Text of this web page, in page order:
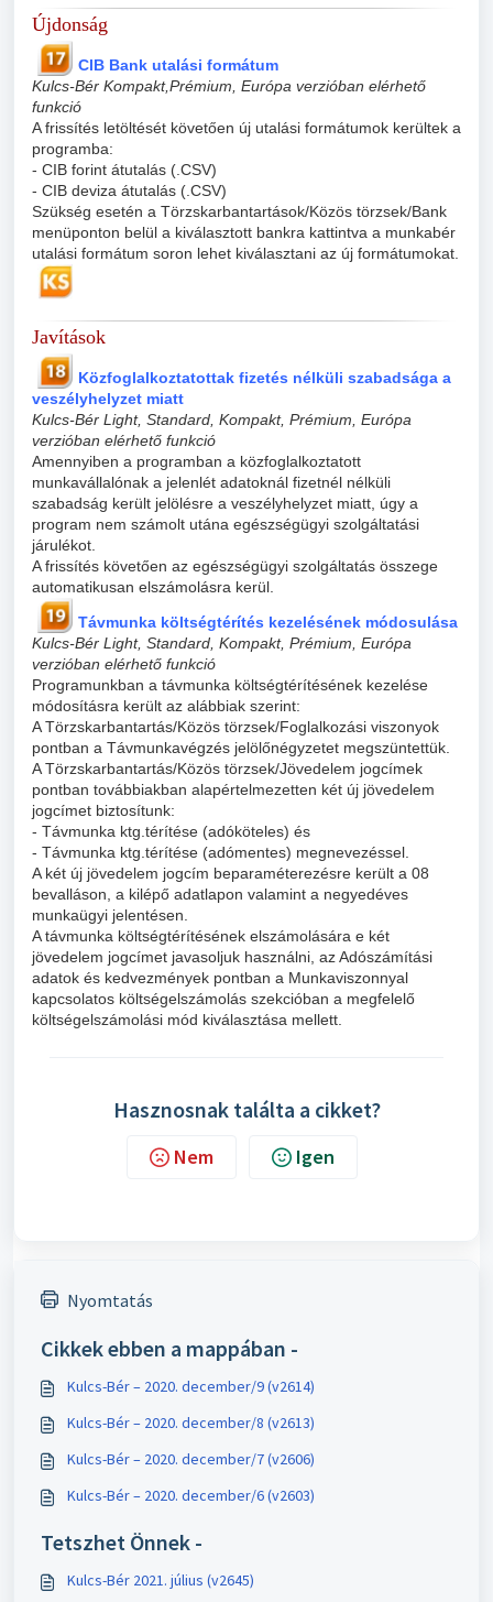
Újdonság
CIB Bank utalási formátum
Kulcs-Bér Kompakt,Prémium, Európa verzióban elérhető
funkció
A frissítés letöltését követően új utalási formátumok kerültek a
programba:
- CIB forint átutalás (.CSV)
- CIB deviza átutalás (.CSV)
Szükség esetén a Törzskarbantartások/Közös törzsek/Bank
menüponton belül a kiválasztott bankra kattintva a munkabér
utalási formátum soron lehet kiválasztani az új formátumokat.
Javítások
Közfoglalkoztatottak fizetés nélküli szabadsága a
veszélyhelyzet miatt
Kulcs-Bér Light, Standard, Kompakt, Prémium, Európa
verzióban elérhető funkció
Amennyiben a programban a közfoglalkoztatott
munkavállalónak a jelenlét adatoknál fizetnél nélküli
szabadság került jelölésre a veszélyhelyzet miatt, úgy a
program nem számolt utána egészségügyi szolgáltatási
járulékot.
A frissítés követően az egészségügyi szolgáltatás összege
automatikusan elszámolásra kerül.
Távmunka költségtérítés kezelésének módosulása
Kulcs-Bér Light, Standard, Kompakt, Prémium, Európa
verzióban elérhető funkció
Programunkban a távmunka költségtérítésének kezelése
módosításra került az alábbiak szerint:
A Törzskarbantartás/Közös törzsek/Foglalkozási viszonyok
pontban a Távmunkavégzés jelölőnégyzetet megszüntettük.
A Törzskarbantartás/Közös törzsek/Jövedelem jogcímek
pontban továbbiakban alapértelmezetten két új jövedelem
jogcímet biztosítunk:
- Távmunka ktg.térítése (adóköteles) és
- Távmunka ktg.térítése (adómentes) megnevezéssel.
A két új jövedelem jogcím beparaméterezésre került a 08
bevalláson, a kilépő adatlapon valamint a negyedéves
munkaügyi jelentésen.
A távmunka költségtérítésének elszámolására e két
jövedelem jogcímet javasoljuk használni, az Adószámítási
adatok és kedvezmények pontban a Munkaviszonnyal
kapcsolatos költségelszámolás szekcióban a megfelelő
költségelszámolási mód kiválasztása mellett.
Hasznosnak találta a cikket?
Nem Igen
Nyomtatás
Cikkek ebben a mappában -
Kulcs-Bér – 2020. december/9 (v2614)
Kulcs-Bér – 2020. december/8 (v2613)
Kulcs-Bér – 2020. december/7 (v2606)
Kulcs-Bér – 2020. december/6 (v2603)
Tetszhet Önnek -
Kulcs-Bér 2021. július (v2645)